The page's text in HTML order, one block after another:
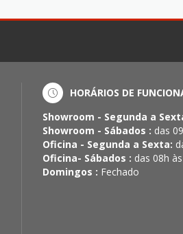
HORÁRIOS DE
Showroom - Segunda a
Showroom - Sábados : das
Oficina - Segunda a Sexta:
Oficina- Sábados : das 08h
Domingos : Fechado